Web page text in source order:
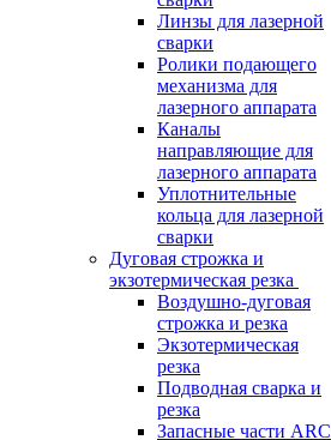
Линзы для лазерной
сварки
Ролики подающего
механизма для
лазерного аппарата
Каналы
направляющие для
лазерного аппарата
Уплотнительные
кольца для лазерной
сварки
Дуговая строжка и
экзотермическая резка
Воздушно-дуговая
строжка и резка
Экзотермическая
резка
Подводная сварка и
резка
Запасные части ARC